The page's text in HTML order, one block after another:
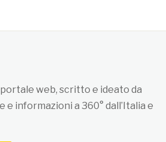
web, scritto e ideato da
e informazioni a 360° dall’Italia e